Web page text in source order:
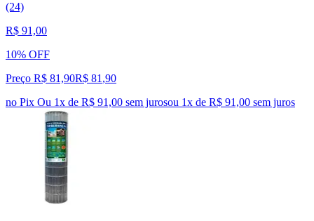
(24)
R$ 91,00
10% OFF
Preço R$ 81,90R$ 81 ,90
no Pix Ou 1x de R$ 91,00 sem jurosou 1x de R$ 91,00 sem juros